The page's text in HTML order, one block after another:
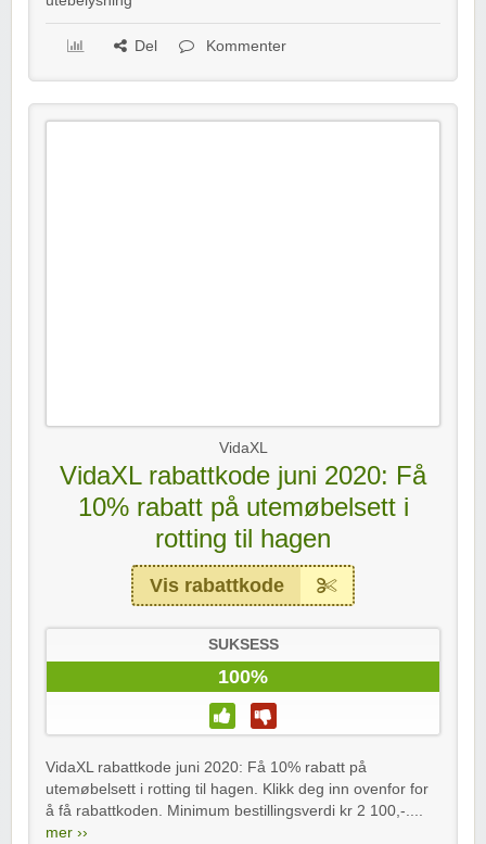
Del Kommenter
VidaXL
VidaXL rabattkode juni 2020: Få
10% rabatt på utemøbelsett i
rotting til hagen
Vis rabattkode
SUKSESS
100%
VidaXL rabattkode juni 2020: Få 10% rabatt på
utemøbelsett i rotting til hagen. Klikk deg inn ovenfor for
å få rabattkoden. Minimum bestillingsverdi kr 2 100,-....
mer ››